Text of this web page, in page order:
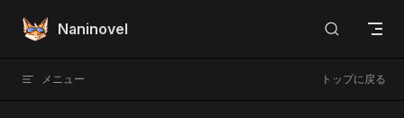
Skip to content
Naninovel
メニュー トップに戻る